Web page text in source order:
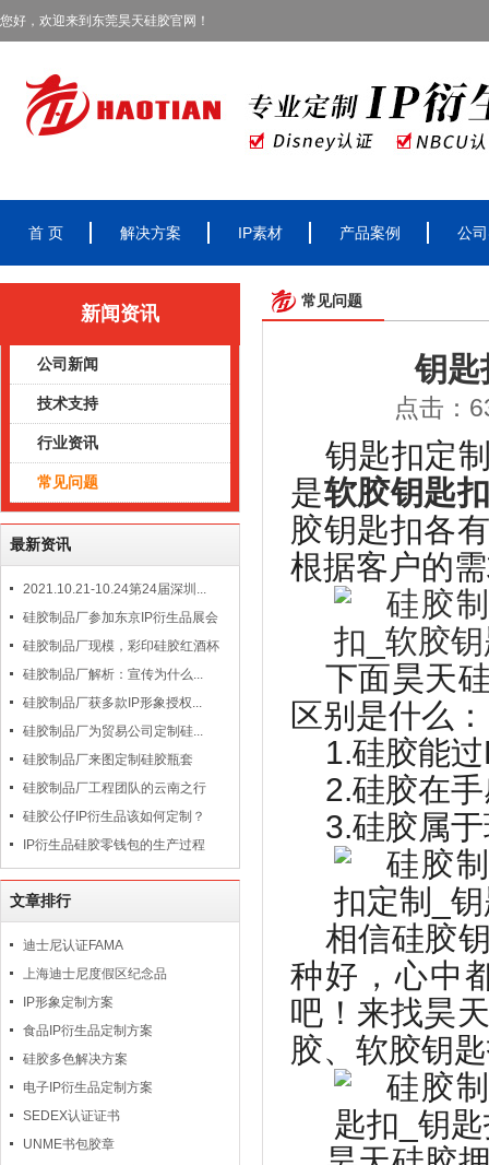
您好，欢迎来到东莞昊天硅胶官网！
首 页 解决方案 IP素材 产品案例 公
新闻资讯
公司新闻
技术支持
行业资讯
常见问题
最新资讯
2021.10.21-10.24第24届深圳...
硅胶制品厂参加东京IP衍生品展会
硅胶制品厂现模，彩印硅胶红酒杯
硅胶制品厂解析：宣传为什么...
硅胶制品厂获多款IP形象授权...
硅胶制品厂为贸易公司定制硅...
硅胶制品厂来图定制硅胶瓶套
硅胶制品厂工程团队的云南之行
硅胶公仔IP衍生品该如何定制？
IP衍生品硅胶零钱包的生产过程
文章排行
迪士尼认证FAMA
上海迪士尼度假区纪念品
IP形象定制方案
食品IP衍生品定制方案
硅胶多色解决方案
电子IP衍生品定制方案
SEDEX认证证书
UNME书包胶章
常见问题
钥匙
点击：
钥匙扣定
是软胶钥匙
胶钥匙扣各
根据客户的
下面昊天
区别是什么：
1.硅胶能过
2.硅胶在
3.硅胶属
相信硅胶
种好，心中
吧！来找昊
胶、软胶钥